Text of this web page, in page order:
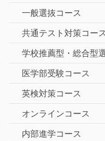
一般選抜コース
共通テスト対策コース
学校推薦型・総合型
医学部受験コース
英検対策コース
オンラインコース
内部進学コース